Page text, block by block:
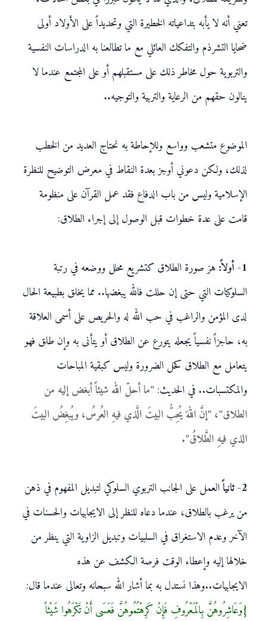
تعني أنه لا يأبه بتداعياته الخطيرة التي وتحديداً على الأولاد أولى
ضحايا التشرذم والتفكك العائلي مع ما تطالعنا به الدراسات النفسية
والتربوية حول مخاطر ذلك على مستقبلهم أو على المجتمع عندما لا
ينالون حقهم من الرعاية والتربية والتوجيه..
الموضوع متشعب وواسع وللإحاطة به نحتاج العديد من الخطب
لذلك، ولكن دعوني أوجز بعدة النقاط في معرض التوضيح للنظرة
الإسلامية وليس من باب الدفاع فقد عمل القرآن على منظومة
قامت على عدة خطوات قبل الوصول إلى إجراء الطلاق:
1- أولاً:
هز صورة الطلاق كتشريع محلل ووضعه في رتبة
السلوكيات التي حتى إن حللت فالله يبغضها.. مما يخلق بطبيعة الحال
لدى المؤمن والراغب في حب الله له والحريص على أسمى العلاقة
به، حاجزاً نفسياً يجعله يتورع عن الطلاق أو يتأنى به وإن طلق فهو
يتعامل مع الطلاق كحل الضرورة وليس كبقية المباحات
والمكتسبات.. في الحديث: "ما أحلّ الله شيئاً أبغض إليه من
الطلاق"، "إنَّ اللهَ يُحِبُّ البيتَ الَّذي فيهِ العُرسُ، ويُبغِضُ البيتَ
الذي فيهِ الطَّلاقُ".
2- ثانياً
العمل على الجانب التربوي السلوكي لتبديل المفهوم في ذهن
من يرغب بالطلاق، عندما دعاه للنظر إلى الايجابيات والحسنات في
الآخر وعدم الاستغراق في السلبيات وتبديل الزاوية التي ينظر من
خلالها إليه وإعطاء الوقت فرصة الكشف عن هذه
الايجابيات..وهذا نستدل به بما أشار الله سبحانه وتعالى عندما قال:
{وَعَاشِرُوهُنَّ بِالْمَعْرُوفِ فَإِنْ كَرِهْتُمُوهُنَّ فَعَسَى أَنْ تَكْرَهُوا شَيْئاً